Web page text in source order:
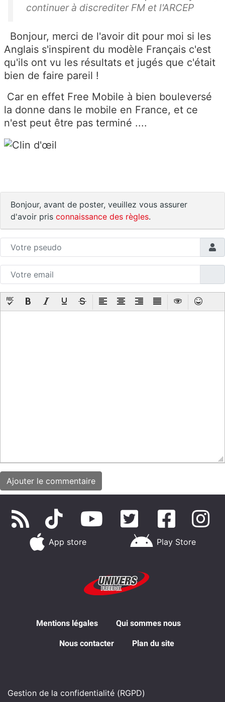
continuer à discrediter FM et l'ARCEP
Bonjour, merci de l'avoir dit pour moi si les
Anglais s'inspirent du modèle Français c'est
qu'ils ont vu les résultats et jugés que c'était
bien de faire pareil !
Car en effet Free Mobile à bien bouleversé
la donne dans le mobile en France, et ce
n'est peut être pas terminé ....
Bonjour, avant de poster, veuillez vous assurer
d'avoir pris connaissance des règles.
App store Play Store
Mentions légales Qui sommes nous
Nous contacter Plan du site
Gestion de la confidentialité (RGPD)